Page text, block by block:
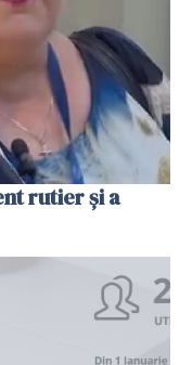
rutier și a